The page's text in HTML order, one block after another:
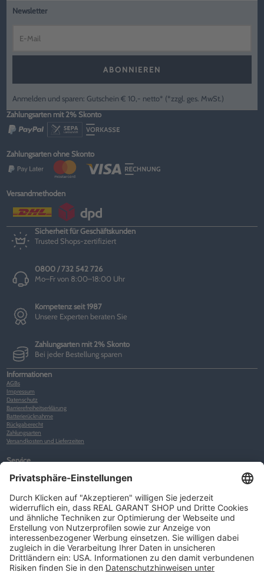
Newsletter
ABONNIEREN
Anmelden und sparen: Gutschein € 10,- netto* (*zzgl. ges. MwSt.)
Zahlungsarten mit 2% Skonto
Zahlungsarten ohne Skonto
Versandmethoden
Sicherheit für Geschäftskunden
Trusted Shops-zertifiziert
0800 / 732 542 726
Mo–Fr von 8:00–18:00 Uhr
Kompetenz seit 1987
Unsere Experten beraten Sie
Zahlungsarten mit 2% Skonto
Bei jeder Bestellung sparen
Informationen
AGBs
Impressum
Datenschutz
Barrierefreiheitserklärung
Batterierücknahme
Rückgaberecht
Zahlungsarten
Versandkosten und Lieferzeiten
Service
Warenkorb
Neues Kunden-Konto anlegen
Newsletter
Kontakt
FAQs
Über uns
Kategorien
Betriebsorganisation (52)
Schlüsselorganisation (140)